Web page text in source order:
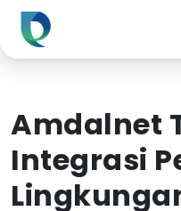
Amdalnet
Integrasi